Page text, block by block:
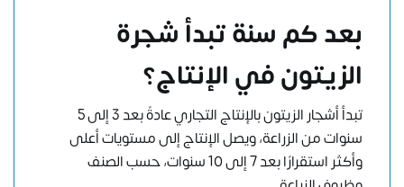
بعد كم سنة تبدأ شجرة
الزيتون في الإنتاج؟
تبدأ أشجار الزيتون بالإنتاج التجاري عادةً بعد 3 إلى 5
سنوات من الزراعة، ويصل الإنتاج إلى مستويات أعلى
وأكثر استقرارًا بعد 7 إلى 10 سنوات، حسب الصنف